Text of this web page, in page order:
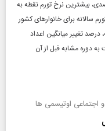
ترتیب ۲.۵۶ درصد، ۳.۶۴ درصد و ۵.۵۵ درصدی، بیشترین نرخ تورم نقطه به
همچنین در مهرماه ۱۴۰۴، نرخ تورم سالانه برای خانوارهای کشور
درصد تغییر میانگین اعداد
دوره مشابه قبل از آن
اجتماعی اوتیسمی ها